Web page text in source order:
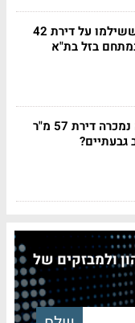
הזוי: זה המחיר ששילמו על דירת 42
בזל בת"א
לא נתפס: בכמה נמכרה דירת 57 מ"ר
גבעתיים?
ולמבזקים של